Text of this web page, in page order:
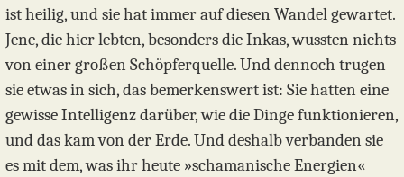
ist heilig, und sie hat immer auf diesen Wandel gewartet.
Jene, die hier lebten, besonders die Inkas, wussten nichts
von einer großen Schöpferquelle. Und dennoch trugen
sie etwas in sich, das bemerkenswert ist: Sie hatten eine
gewisse Intelligenz darüber, wie die Dinge funktionieren,
und das kam von der Erde. Und deshalb verbanden sie
es mit dem, was ihr heute »schamanische Energien«